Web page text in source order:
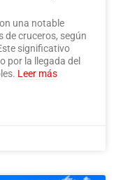
una notable
de cruceros, según
significativo
por la llegada del
Leer más